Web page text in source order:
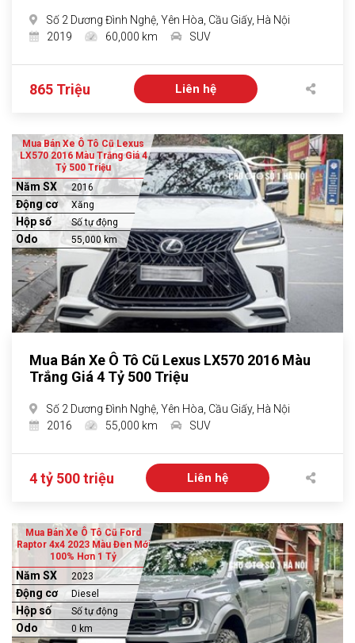
Số 2 Dương Đình Nghệ, Yên Hòa, Cầu Giấy, Hà Nội
2019
60,000 km SUV
865 Triệu Liên hệ
Mua Bán Xe Ô Tô Cũ Lexus
LX570 2016 Màu Trắng Giá 4
Tỷ 500 Triệu
Năm SX 2016
Động cơ Xăng
Hộp số Số tự động
Odo 55,000 km
Mua Bán Xe Ô Tô Cũ Lexus LX570 2016 Màu
Trắng Giá 4 Tỷ 500 Triệu
Số 2 Dương Đình Nghệ, Yên Hòa, Cầu Giấy, Hà Nội
2016
55,000 km SUV
4 tỷ 500 triệu Liên hệ
Mua Bán Xe Ô Tô Cũ Ford
Raptor 4x4 2023 Màu Đen Mới
100% Hơn 1 Tỷ
Năm SX 2023
Động cơ Diesel
Hộp số Số tự động
Odo 0 km